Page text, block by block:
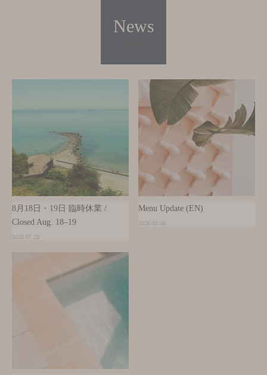
News
8月18日・19日 臨時休業 /
Closed Aug. 18–19
2026.07.29
Menu Update (EN)
2026.03.08